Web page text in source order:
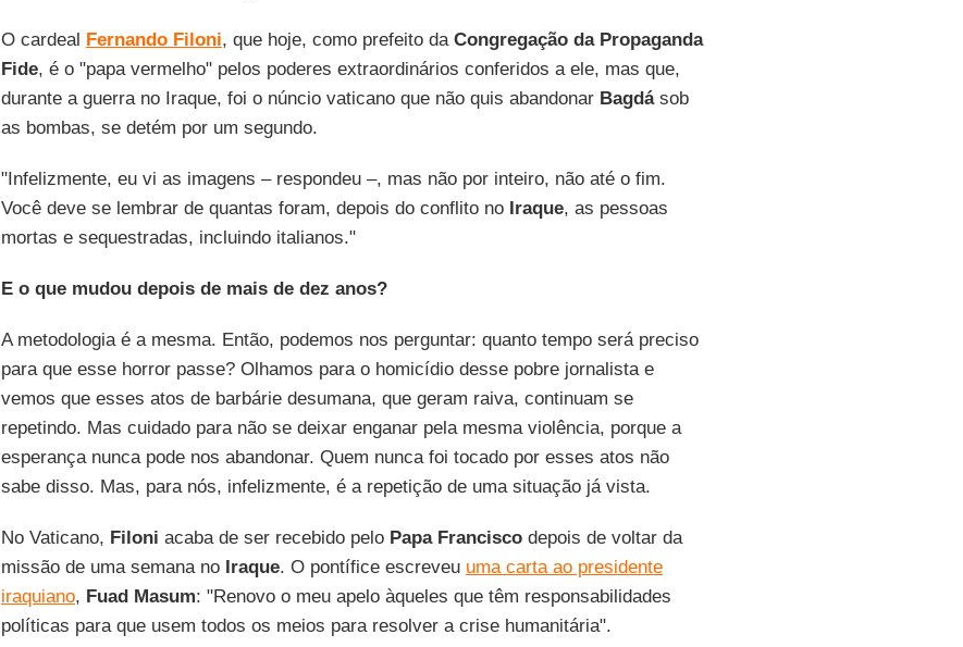
O cardeal Fernando Filoni, que hoje, como prefeito da Congregação da Propaganda
Fide, é o "papa vermelho" pelos poderes extraordinários conferidos a ele, mas que,
durante a guerra no Iraque, foi o núncio vaticano que não quis abandonar Bagdásob
as bombas, se detém por um segundo.
"Infelizmente, eu vi as imagens – respondeu –, mas não por inteiro, não até o fim.
Você deve se lembrar de quantas foram, depois do conflito no Iraque, as pessoas
mortas e sequestradas, incluindo italianos."
E o que mudou depois de mais de dez anos?
A metodologia é a mesma. Então, podemos nos perguntar: quanto tempo será preciso
para que esse horror passe? Olhamos para o homicídio desse pobre jornalista e
vemos que esses atos de barbárie desumana, que geram raiva, continuam se
repetindo. Mas cuidado para não se deixar enganar pela mesma violência, porque a
esperança nunca pode nos abandonar. Quem nunca foi tocado por esses atos não
sabe disso. Mas, para nós, infelizmente, é a repetição de uma situação já vista.
No Vaticano, Filoni acaba de ser recebido pelo Papa Franciscodepois de voltar da
missão de uma semana no Iraque. O pontífice escreveu uma carta ao presidente
iraquiano, Fuad Masum: "Renovo o meu apelo àqueles que têm responsabilidades
políticas para que usem todos os meios para resolver a crise humanitária".